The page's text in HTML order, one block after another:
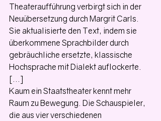
Theateraufführung verbirgt sich in der
Neuübersetzung durch Margrit Carls.
Sie aktualisierte den Text, indem sie
überkommene Sprachbilder durch
gebräuchliche ersetzte, klassische
Hochsprache mit Dialekt auflockerte.
[...]
Kaum ein Staatstheater kennt mehr
Raum zu Bewegung. Die Schauspieler,
die aus vier verschiedenen